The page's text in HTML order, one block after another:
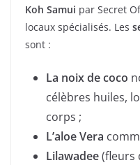
Koh Samui par Secret
locaux spécialisés. Les
sont :
La noix de coco
célèbres huiles,
corps ;
L’aloe Vera
Lilawadee(fleurs